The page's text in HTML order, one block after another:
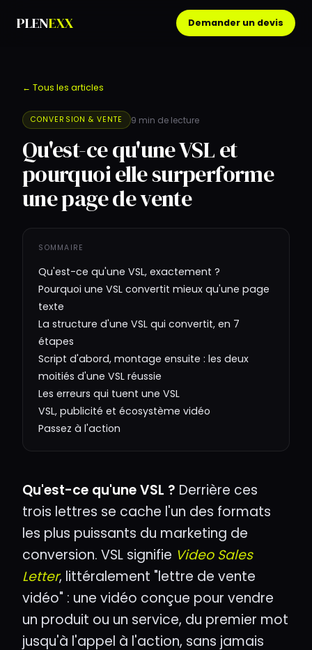
PLENEXX Demander un devis
← Tous les articles
CONVERSION & VENTE 9 min de lecture
Qu'est-ce qu'une VSL et
pourquoi elle surperforme
une page de vente
SOMMAIRE
Qu'est-ce qu'une VSL, exactement ?
Pourquoi une VSL convertit mieux qu'une page
texte
La structure d'une VSL qui convertit, en 7
étapes
Script d'abord, montage ensuite : les deux
moitiés d'une VSL réussie
Les erreurs qui tuent une VSL
VSL, publicité et écosystème vidéo
Passez à l'action
Qu'est-ce qu'une VSL ? Derrière ces
trois lettres se cache l'un des formats
les plus puissants du marketing de
conversion. VSL signifie Video Sales
Letter, littéralement "lettre de vente
vidéo" : une vidéo conçue pour vendre
un produit ou un service, du premier mot
jusqu'à l'appel à l'action, sans jamais